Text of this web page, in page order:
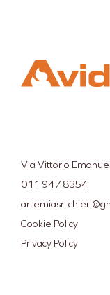
Via Vittorio
011 947 8354
Cookie Policy
Privacy Policy